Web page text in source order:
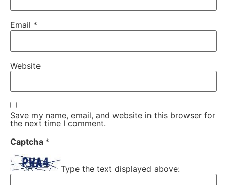
Email *
Website
Save my name, email, and website in this browser for
the next time I comment.
Captcha *
Type the text displayed above: